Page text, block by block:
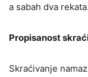
a sabah dva rekata.
Propisanost
Skraćivanje